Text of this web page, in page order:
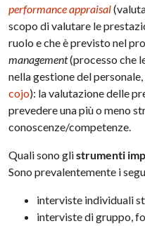
performance appraisal
scopo di valutare le
ruolo e che è previsto nel
management(processo che
nella gestione del
cojo): la valutazione delle
prevedere una più o meno
conoscenze/competenze.
Quali sono glistrumenti
Sono prevalentemente i
interviste individuali
interviste di gruppo,